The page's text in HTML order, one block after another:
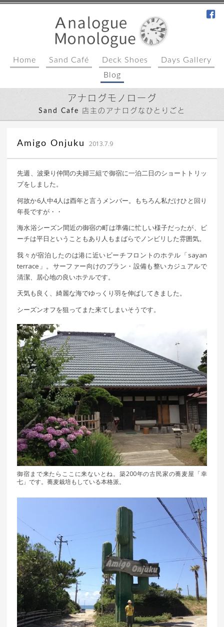
Home Sand Café Deck Shoes
Days Gallery
Blog
アナログモノローグ
Sand Cafe 店主のアナログなひとりごと
Amigo Onjuku 2013.7.9｜ 更新日：
込山 敏郎
先週、波乗り仲間の夫婦三組で御宿に一泊二日のショートトリッ
プをしました。
何故か6人中4人は酉年と言うメンバー。もちろん私だけひと回り
年長ですが・・
海水浴シーズン間近の御宿の町は準備に忙しい様子だったが、ビ
ーチは平日ということもあり人もまばらでノンビリした雰囲気。
我々が宿泊したのは港に近いビーチフロントのホテル「sayan
terrace」。サーファー向けのプラン・設備も整いカジュアルで
清潔、居心地の良いホテルです。
天気も良く、綺麗な海でゆっくり羽を伸ばしてきました。
シーズンオフを狙ってまた来てしまいそうです。
御宿まで来たらここに来ないとね。築200年の古民家の蕎麦屋「幸
七」です。蕎麦栽培もしている本格派。